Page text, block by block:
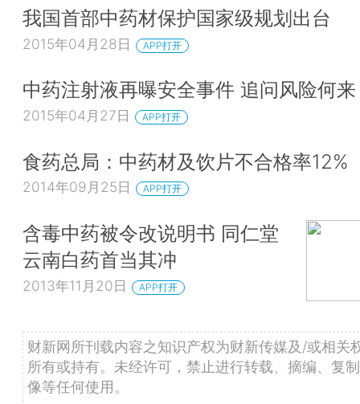
我国首部中药材保护国家级规划出台
2015年04月28日 APP打开
中药注射液再曝安全事件 追问风险何来
2015年04月27日 APP打开
食药总局：中药材及饮片不合格率12%
2014年09月25日 APP打开
含毒中药被令改说明书 同仁堂
云南白药首当其冲
2013年11月20日 APP打开
财新网所刊载内容之知识产权为财新传媒及/或相关
所有或持有。未经许可，禁止进行转载、摘编、复
像等任何使用。